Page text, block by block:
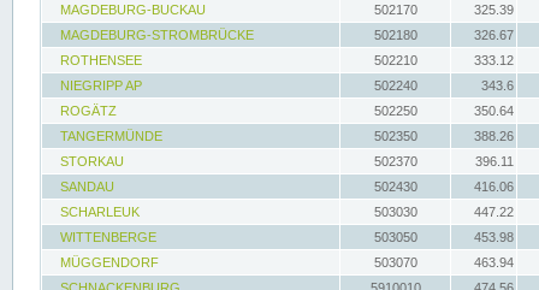
MAGDEBURG-BUCKAU
502170
325.39
MAGDEBURG-STROMBRÜCKE
502180
326.67
ROTHENSEE
502210
333.12
NIEGRIPP AP
502240
343.6
ROGÄTZ
502250
350.64
TANGERMÜNDE
502350
388.26
STORKAU
502370
396.11
SANDAU
502430
416.06
SCHARLEUK
503030
447.22
WITTENBERGE
503050
453.98
MÜGGENDORF
503070
463.94